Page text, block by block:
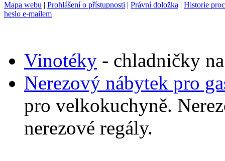
Mapa webu | Prohlášení o přístupnosti | Právní doložka | Historie
heslo e-mailem
Vinotéky - chladničky
Nerezový nábytek pro
pro velkokuchyně.
nerezové regály.